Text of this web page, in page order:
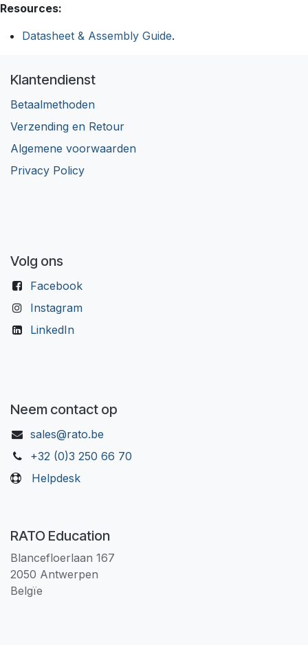
Resources:
Datasheet & Assembly Guide.
Klantendienst
Betaalmethoden
Verzending en Retour
Algemene voorwaarden
Privacy Policy
Volg ons
Facebook
Instagram
LinkedIn
Neem contact op
sales@rato.be
+32 (0)3 250 66 70
Helpdesk
RATO Education
Blancefloerlaan 167
2050 Antwerpen
Belgïe